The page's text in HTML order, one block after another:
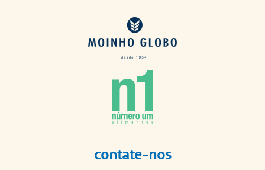
contate-nos